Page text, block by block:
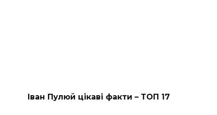
Іван Пулюй цікаві факти – ТОП 17